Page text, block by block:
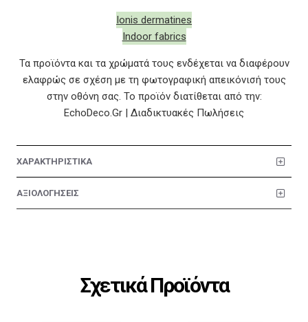
Ionis dermatines
Indoor fabrics
Τα προϊόντα και τα χρώματά τους ενδέχεται να διαφέρουν
ελαφρώς σε σχέση με τη φωτογραφική απεικόνισή τους
στην οθόνη σας. Το προϊόν διατίθεται από την:
EchoDeco.Gr | Διαδικτυακές Πωλήσεις
ΧΑΡΑΚΤΗΡΙΣΤΙΚΑ
ΑΞΙΟΛΟΓΗΣΕΙΣ
Σχετικά Προϊόντα